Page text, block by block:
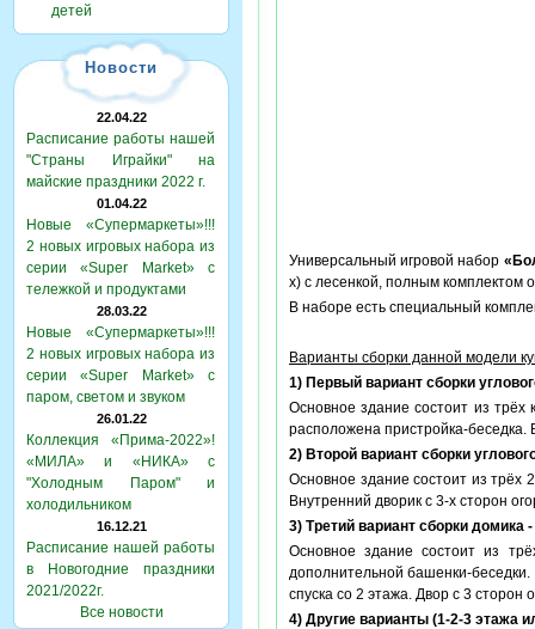
детей
Новости
22.04.22
Расписание работы нашей
"Страны Играйки" на
майские праздники 2022 г.
01.04.22
Новые «Супермаркеты»!!!
2 новых игровых набора из
серии «Super Market» с
тележкой и продуктами
28.03.22
Новые «Супермаркеты»!!!
2 новых игровых набора из
серии «Super Market» с
паром, светом и звуком
26.01.22
Коллекция «Прима-2022»!
«МИЛА» и «НИКА» с
"Холодным Паром" и
холодильником
16.12.21
Расписание нашей работы
в Новогодние праздники
2021/2022г.
Все новости
Универсальный игровой набор
х) с лесенкой, полным комплектом
В наборе есть специальный
Варианты сборки данной модели
1) Первый вариант сборки
Основное здание состоит из
расположена пристройка-беседка.
2) Второй вариант сборки
Основное здание состоит из трёх
Внутренний дворик с 3-х сторон
3) Третий вариант сборки домика
Основное здание состоит из
дополнительной башенки-
спуска со 2 этажа. Двор с 3
4) Другие варианты (1-2-3 этажа